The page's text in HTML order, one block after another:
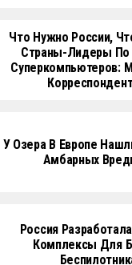
Что Нужно России,
Страны-Лидеры
Суперкомпьютеров:
У Озера В Европе
Амбарных
Россия
Комплексы Для